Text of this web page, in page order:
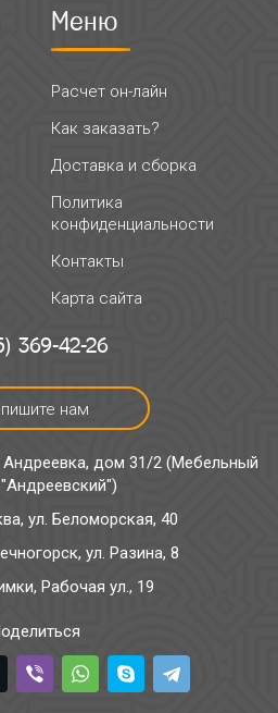
Меню
Расчет он-лайн
Как заказать?
Доставка и сборка
Политика
конфиденциальности
Контакты
Карта сайта
369-42-26
нам
Андреевка, дом 31/2 (Мебельный
ул. Беломорская, 40
ул. Разина, 8
Рабочая ул., 19